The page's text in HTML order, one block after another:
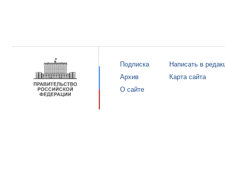
Подписка
Архив
О сайте
Написать в
Карта сайта